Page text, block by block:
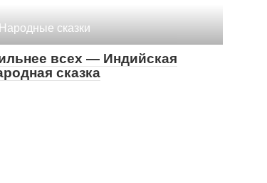
Народные сказки
всех — Индийская
сказка